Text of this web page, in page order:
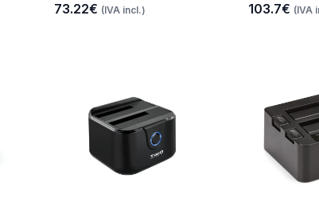
73.22€ (IVA incl.) 103.7€ (IVA